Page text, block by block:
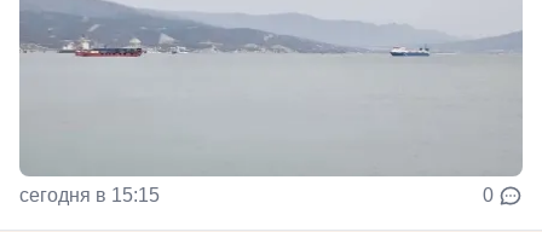
сегодня в 15:15 0